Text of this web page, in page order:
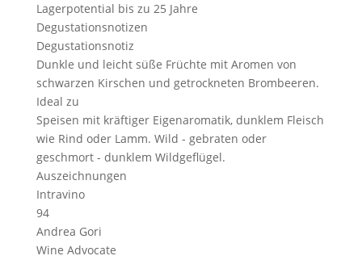
Lagerpotential bis zu 25 Jahre
Degustationsnotizen
Degustationsnotiz
Dunkle und leicht süße Früchte mit Aromen von
schwarzen Kirschen und getrockneten Brombeeren.
Ideal zu
Speisen mit kräftiger Eigenaromatik, dunklem Fleisch
wie Rind oder Lamm. Wild - gebraten oder
geschmort - dunklem Wildgeflügel.
Auszeichnungen
Intravino
94
Andrea Gori
Wine Advocate